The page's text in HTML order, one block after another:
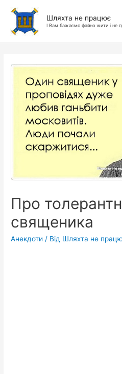
Шляхта не працює
І Вам бажаємо файно жити і не
Про
священика
Анекдоти / Від Шляхта не